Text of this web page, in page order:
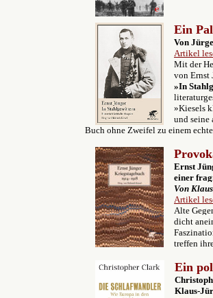
Ein
Von
Artikel
Mit der
von Ernst
»In
»Kiesels
und seine
Buch ohne Zweifel zu einem
Ernst
einer
Von
Artikel
Alte
dicht
treffen
Ein
Klaus-